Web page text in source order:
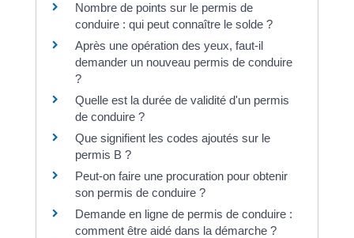
Nombre de points sur le permis de
conduire : qui peut connaître le solde ?
Après une opération des yeux, faut-il
demander un nouveau permis de conduire
?
Quelle est la durée de validité d'un permis
de conduire ?
Que signifient les codes ajoutés sur le
permis B ?
Peut-on faire une procuration pour obtenir
son permis de conduire ?
Demande en ligne de permis de conduire :
comment être aidé dans la démarche ?